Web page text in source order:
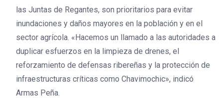
las Juntas de Regantes, son prioritarios para evitar
inundaciones y daños mayores en la población y en el
sector agrícola. «Hacemos un llamado a las autoridades a
duplicar esfuerzos en la limpieza de drenes, el
reforzamiento de defensas ribereñas y la protección de
infraestructuras críticas como Chavimochic», indicó
Armas Peña.